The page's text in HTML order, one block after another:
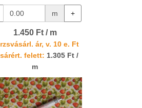
m +
1.450 Ft / m
ár, v. 10 e. Ft
felett: 1.305 Ft /
m